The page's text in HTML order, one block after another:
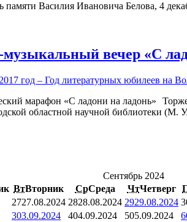
памяти Василия Ивановича Белова, 4
музыкальный вечер «С
2017 год – Год литературных юбилеев на
областной научной библиотеки (М.
Сентябрь 2024
ВтВторник СрСреда ЧтЧетверг
2727.08.2024 2828.08.2024 2929.08.2024
303.09.2024 404.09.2024 505.09.2024 6